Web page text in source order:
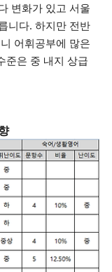
변화가 있고 서울
니다. 하지만 전반
어휘공부에 많은
준은 중 내지 상급